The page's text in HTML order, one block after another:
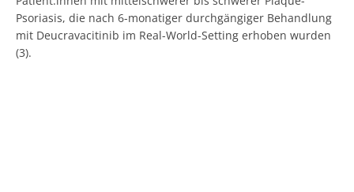
Psoriasis, die nach 6-monatiger durchgängiger Behandlung
mit Deucravacitinib im Real-World-Setting erhoben wurden
(3).